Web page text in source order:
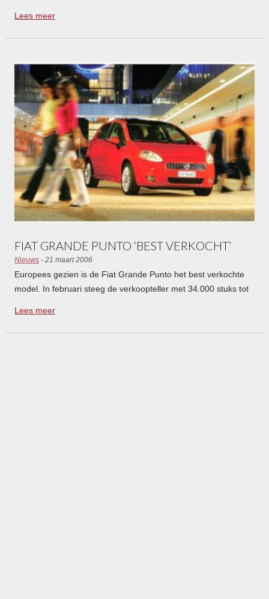
tussenstand staat nu op bijna vier miljoen geregistreerde
personenauto’s.
Lees meer
FIAT GRANDE PUNTO ‘BEST VERKOCHT’
Nieuws- 21 maart 2006
Europees gezien is de Fiat Grande Punto het best verkochte
model. In februari steeg de verkoopteller met 34.000 stuks tot
Lees meer